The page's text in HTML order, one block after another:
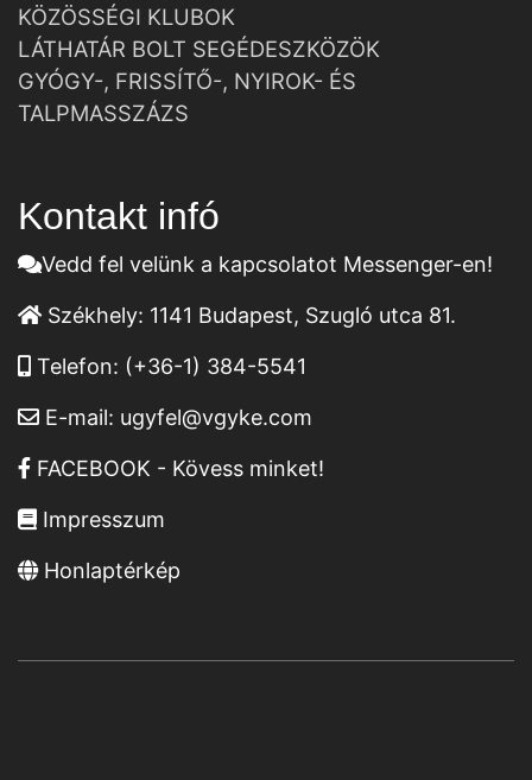
KÖZÖSSÉGI KLUBOK
LÁTHATÁR BOLT SEGÉDESZKÖZÖK
GYÓGY-, FRISSÍTŐ-, NYIROK- ÉS
TALPMASSZÁZS
Kontakt infó
Vedd fel velünk a kapcsolatot Messenger-en!
Székhely: 1141 Budapest, Szugló utca 81.
Telefon: (+36-1) 384-5541
E-mail: ugyfel@vgyke.com
FACEBOOK - Kövess minket!
Impresszum
Honlaptérkép